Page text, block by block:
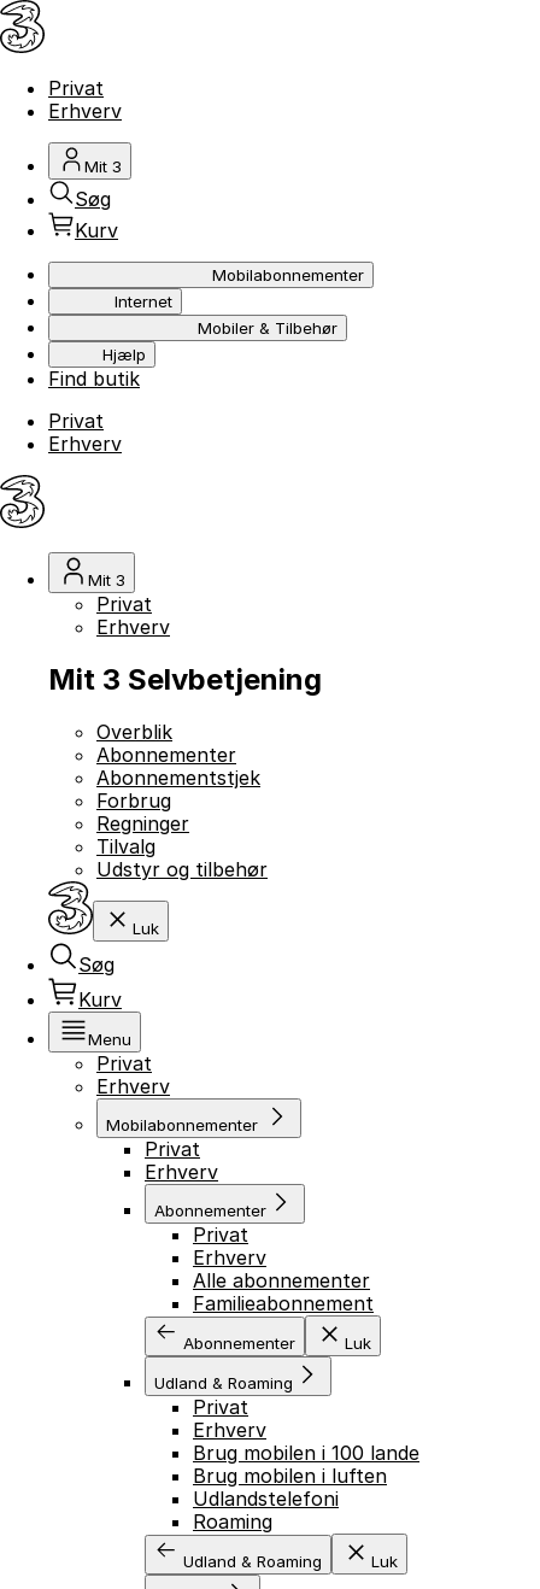
Privat
Erhverv
Mit 3
Søg
Kurv
Mobilabonnementer
Internet
Mobiler & Tilbehør
Hjælp
Find butik
Privat
Erhverv
Mit 3
Privat
Erhverv
Mit 3 Selvbetjening
Overblik
Abonnementer
Abonnementstjek
Forbrug
Regninger
Tilvalg
Udstyr og tilbehør
Luk
Søg
Kurv
Menu
Privat
Erhverv
Mobilabonnementer
Privat
Erhverv
Abonnementer
Privat
Erhverv
Alle abonnementer
Familieabonnement
Abonnementer Luk
Udland & Roaming
Privat
Erhverv
Brug mobilen i 100 lande
Brug mobilen i luften
Udlandstelefoni
Roaming
Udland & Roaming Luk